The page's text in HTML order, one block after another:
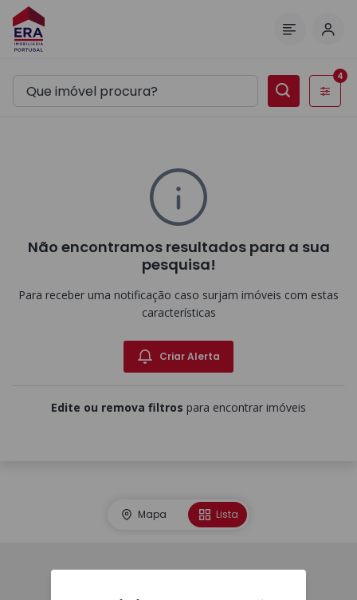
Filtros
4
Não encontramos resultados para a sua
pesquisa!
Para receber uma notificação caso surjam imóveis com estas
características
Criar Alerta
Edite ou remova filtros para encontrar imóveis
Mapa Lista